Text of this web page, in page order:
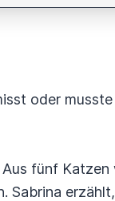
oder
fünf
Sabrina